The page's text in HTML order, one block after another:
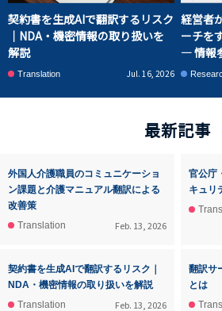
契約書を生成AIで翻訳するリスク
｜NDA・機密情報の取り扱いを
解説
Translation Jul. 16, 2026
経営者
ーチを
― 情報
最新記事
外国人介護職員のコミュニケーショ
ン課題と介護マニュアル翻訳による
改善策
Translation
Feb. 13, 2026
官公庁
キュリ
契約書を生成AIで翻訳するリスク｜
NDA・機密情報の取り扱いを解説
Translation
Feb. 13, 2026
翻訳サ
とは